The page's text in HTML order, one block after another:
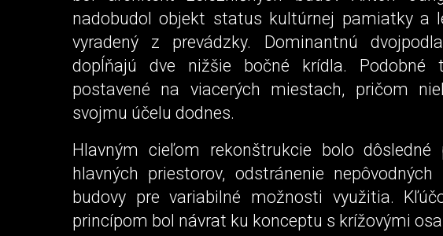
nadobudol objekt status kultúrnej pamiatky a
vyradený z prevádzky. Dominantnú
dopĺňajú dve nižšie bočné krídla. Podobné
postavené na viacerých miestach, pričom
svojmu účelu dodnes.
Hlavným cieľom rekonštrukcie bolo dôsledné
hlavných priestorov, odstránenie
budovy pre variabilné možnosti využitia.
princípom bol návrat ku konceptu s krížovými